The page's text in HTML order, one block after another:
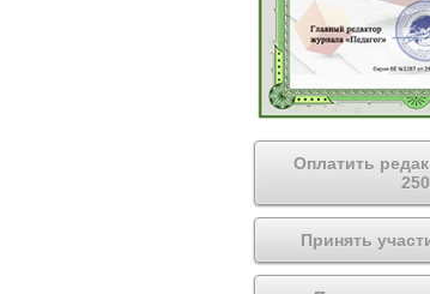
Оплатить
Принять